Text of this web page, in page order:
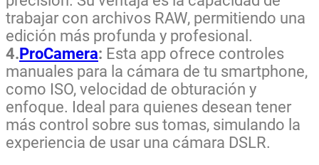
trabajar con archivos RAW, permitiendo una
edición más profunda y profesional.
4.ProCamera: Esta app ofrece controles
manuales para la cámara de tu smartphone,
como ISO, velocidad de obturación y
enfoque. Ideal para quienes desean tener
más control sobre sus tomas, simulando la
experiencia de usar una cámara DSLR.